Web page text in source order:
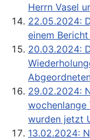
Herrn Vasel
22.05.2024:
einem
20.03.2024:
29.02.2024:
wochenlange
wurden jetzt
13.02.2024: